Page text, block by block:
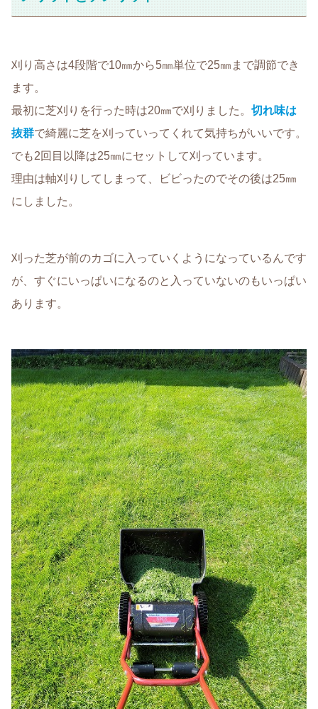
刈り高さは4段階で10㎜から5㎜単位で25㎜まで調節でき
ます。
最初に芝刈りを行った時は20㎜で刈りました。 切れ味は
抜群で綺麗に芝を刈っていってくれて気持ちがいいです。
でも2回目以降は25㎜にセットして刈っています。
理由は軸刈りしてしまって、ビビったのでその後は25㎜
にしました。
刈った芝が前のカゴに入っていくようになっているんです
が、すぐにいっぱいになるのと入っていないのもいっぱい
あります。